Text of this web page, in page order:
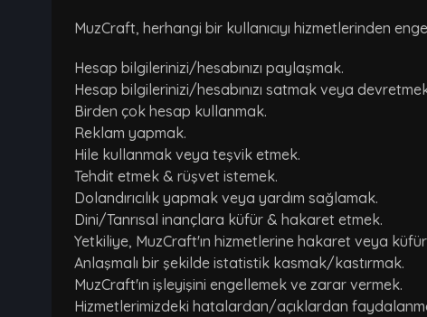
MuzCraft, herhangi bir kullanıcıyı hizmetlerinden
Hesap bilgilerinizi/hesabınızı paylaşmak.
Hesap bilgilerinizi/hesabınızı satmak veya
Birden çok hesap kullanmak.
Reklam yapmak.
Hile kullanmak veya teşvik etmek.
Tehdit etmek & rüşvet istemek.
Dolandırıcılık yapmak veya yardım sağlamak.
Dini/Tanrısal inançlara küfür & hakaret etmek.
Yetkiliye, MuzCraft'ın hizmetlerine hakaret veya
Anlaşmalı bir şekilde istatistik kasmak/kastırmak.
MuzCraft'ın işleyişini engellemek ve zarar vermek.
Hizmetlerimizdeki hatalardan/açıklardan